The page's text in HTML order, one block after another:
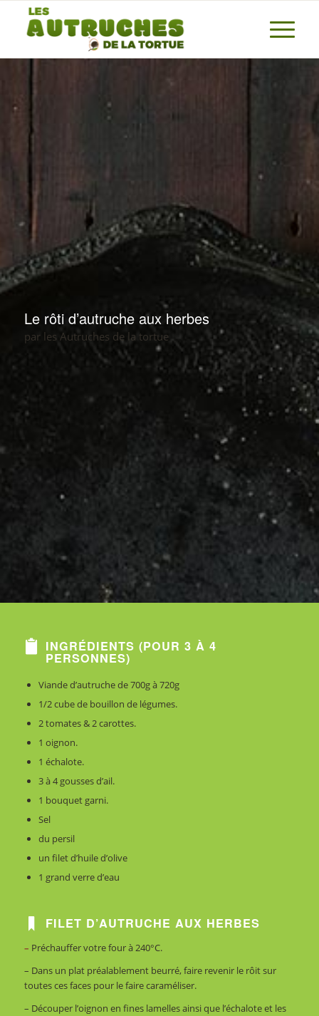
Le rôti d’autruche aux herbes
par les Autruches de la tortue
INGRÉDIENTS (POUR 3 À 4
PERSONNES)
Vianded’autruchede700gà720g
1/2cubede bouillon de légumes.
2tomates &2carottes.
1 oignon.
1 échalote.
3à4goussesd’ail.
1 bouquet garni.
Sel
du persil
un filetd’huiled’olive
1 grand verre d’eau
FILET D’AUTRUCHE AUX HERBES
– Préchauffervotrefourà240°C.
– Dans un plat préalablement beurré,faire revenir le rôitsur
toutescesfaces pour lefairecaraméliser.
– Découper l’oignon en fines lamellesainsique l’échaloteet les